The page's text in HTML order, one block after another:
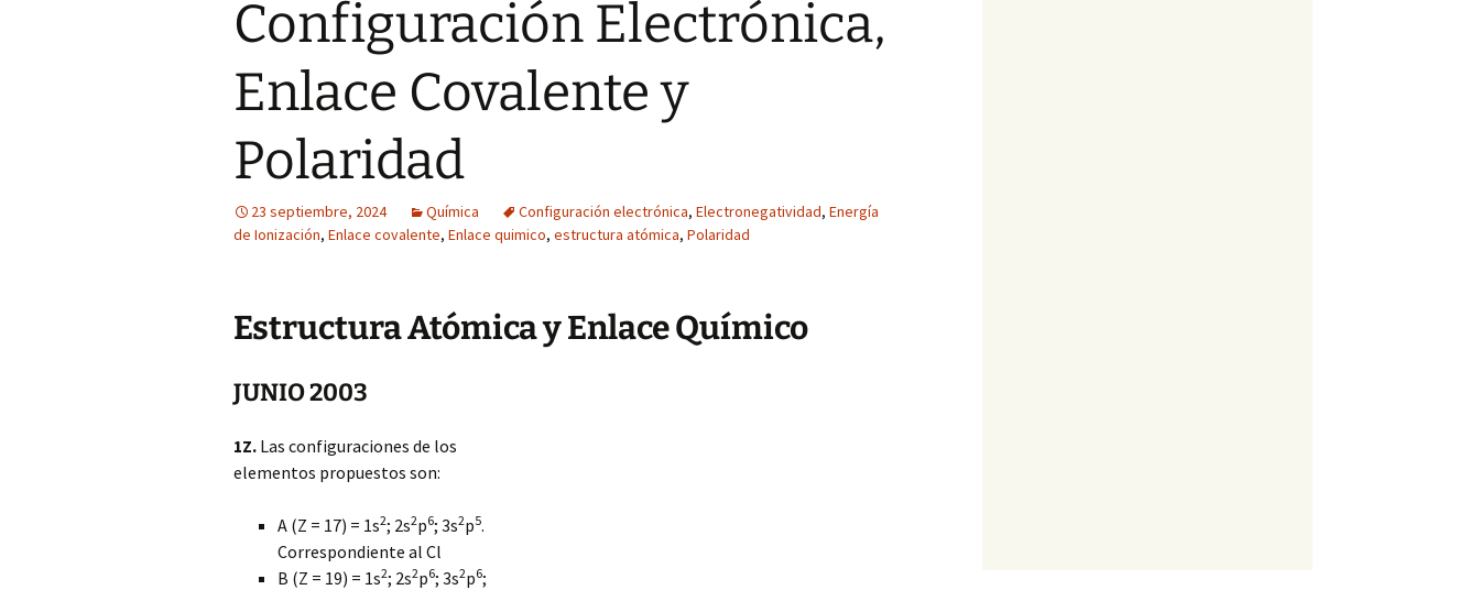
Configuración Electrónica,
Enlace Covalente y
Polaridad
23 septiembre, 2024 Química Configuración electrónica, Electronegatividad, Energía
de Ionización, Enlace covalente, Enlace quimico, estructura atómica, Polaridad
Estructura Atómica y Enlace Químico
JUNIO 2003
1Z. Las configuraciones de los
elementos propuestos son:
A (Z = 17) = 1s2; 2s2p6; 3s2p5.
Correspondiente al Cl
B (Z = 19) = 1s2; 2s2p6; 3s2p6;